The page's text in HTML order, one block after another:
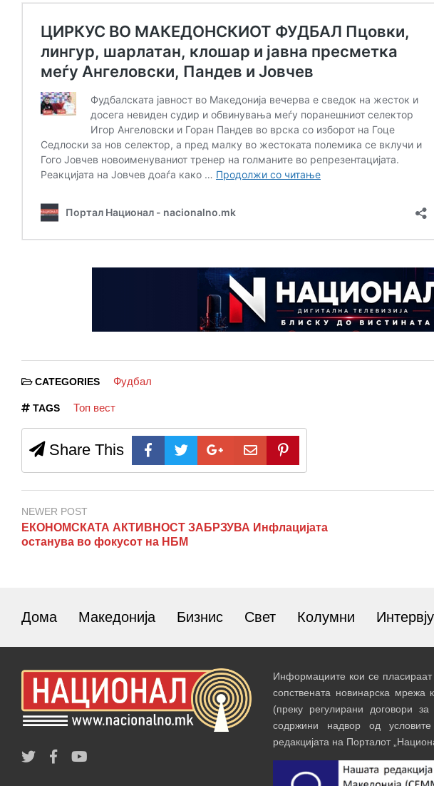
CATEGORIES Фудбал
TAGS Топ вест
Share This
NEWER POST
ЕКОНОМСКАТА АКТИВНОСТ ЗАБРЗУВА Инфлацијата
останува во фокусот на НБМ
Дома Македонија Бизнис Свет Колумни
Информациите кои се пласираат
сопствената новинарска мрежа
(преку регулирани договори
содржини надвор од
редакцијата на Порталот